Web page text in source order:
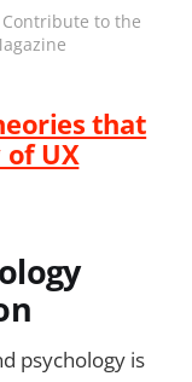
Contribute to the
that
UX
psychology is